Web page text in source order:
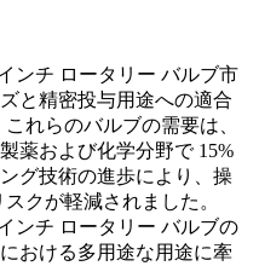
ンチ ロータリー バルブ市
と精密投与用途への適合
れらのバルブの需要は、
薬および化学分野で 15%
グ技術の進歩により、操
クが軽減されました。
ンチ ロータリー バルブの
おける多用途な用途に牽